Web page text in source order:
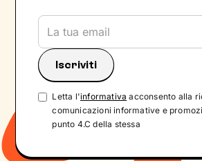
Letta l'informativa acconsento alla
comunicazioni informative e
punto 4.C della stessa